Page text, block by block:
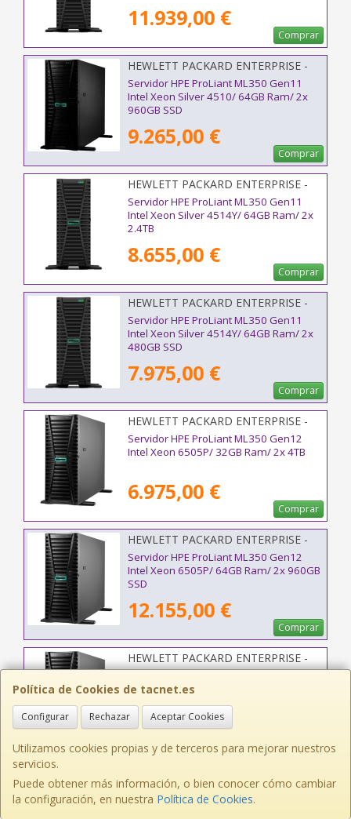
11.939,00 €
Comprar
HEWLETT PACKARD ENTERPRISE -
P71671-425
Servidor HPE ProLiant ML350 Gen11
Intel Xeon Silver 4510/ 64GB Ram/ 2x
960GB SSD
9.265,00 €
Comprar
HEWLETT PACKARD ENTERPRISE -
P77233-425
Servidor HPE ProLiant ML350 Gen11
Intel Xeon Silver 4514Y/ 64GB Ram/ 2x
2.4TB
8.655,00 €
Comprar
HEWLETT PACKARD ENTERPRISE -
P81776-425
Servidor HPE ProLiant ML350 Gen11
Intel Xeon Silver 4514Y/ 64GB Ram/ 2x
480GB SSD
7.975,00 €
Comprar
HEWLETT PACKARD ENTERPRISE -
P89974-425
Servidor HPE ProLiant ML350 Gen12
Intel Xeon 6505P/ 32GB Ram/ 2x 4TB
6.975,00 €
Comprar
HEWLETT PACKARD ENTERPRISE -
P87787-425
Servidor HPE ProLiant ML350 Gen12
Intel Xeon 6505P/ 64GB Ram/ 2x 960GB
SSD
12.155,00 €
Comprar
HEWLETT PACKARD ENTERPRISE -
P87795-425
Intel Xeon 6515P/ 64GB Ram/ 2x 480GB
SSD
10.629,00 €
Comprar
HEWLETT PACKARD ENTERPRISE -
P51178-B21
Tarjeta de Red RJ45-PCI Express HPE
Broadcom BCM5719 P51178-B21/
Política de Cookies de tacnet.es
Configurar Rechazar Aceptar Cookies
Utilizamos cookies propias y de terceros para mejorar nuestros
servicios.
Puede obtener más información, o bien conocer cómo cambiar
la configuración, en nuestra Política de Cookies.